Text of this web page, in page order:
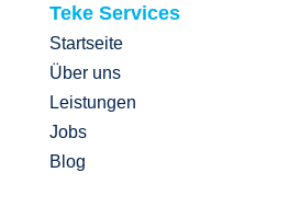
Teke Services
Startseite
Über uns
Leistungen
Jobs
Blog